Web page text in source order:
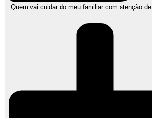
Quem vai cuidar do meu familiar com atenção